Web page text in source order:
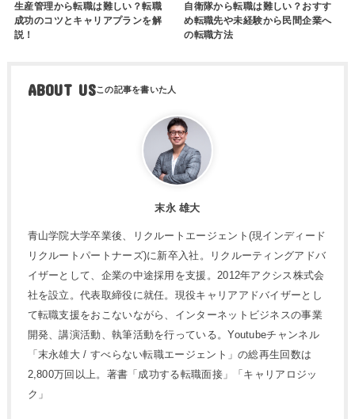
生産管理から転職は難しい？転職
成功のコツとキャリアプランを解
説！
自衛隊から転職は難しい？おすす
め転職先や未経験から民間企業へ
の転職方法
ABOUT US
末永 雄大
青山学院大学卒業後、リクルートエージェント(現インディード
リクルートパートナーズ)に新卒入社。リクルーティングアドバ
イザーとして、企業の中途採用を支援。2012年アクシス株式会
社を設立。代表取締役に就任。現役キャリアアドバイザーとし
て転職支援をおこないながら、インターネットビジネスの事業
開発、講演活動、執筆活動を行っている。Youtubeチャンネル
「末永雄大 / すべらない転職エージェント」の総再生回数は
2,800万回以上。著書「成功する転職面接」「キャリアロジッ
ク」